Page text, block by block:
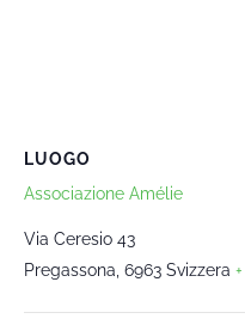
LUOGO
Associazione Amélie
Via Ceresio 43
Pregassona 6963 Svizzera